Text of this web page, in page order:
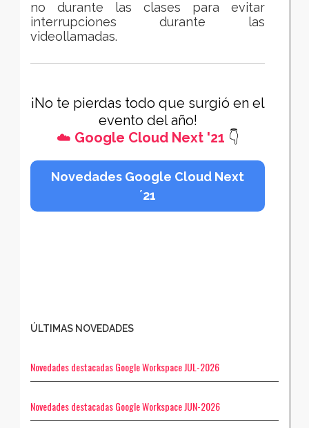
no durante las clases para evitar
interrupciones durante las
videollamadas.
¡No te pierdas todo que surgió en el
evento del año!
☁️ Google Cloud Next '21 👇
Novedades Google Cloud Next
´21
ÚLTIMAS NOVEDADES
Novedades destacadas Google Workspace JUL-2026
Novedades destacadas Google Workspace JUN-2026